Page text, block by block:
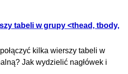
tabeli w grupy <thead, tbody,
kilka wierszy tabeli w
Jak wydzielić nagłówek i